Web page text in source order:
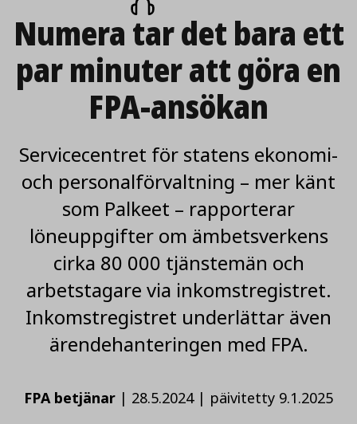
på
artikeln
Numera tar det bara ett
par minuter att göra en
FPA-ansökan
Servicecentret för statens ekonomi-
och personalförvaltning – mer känt
som Palkeet – rapporterar
löneuppgifter om ämbetsverkens
cirka 80 000 tjänstemän och
arbetstagare via inkomstregistret.
Inkomstregistret underlättar även
ärendehanteringen med FPA.
FPA betjänar | 28.5.2024| päivitetty 9.1.2025